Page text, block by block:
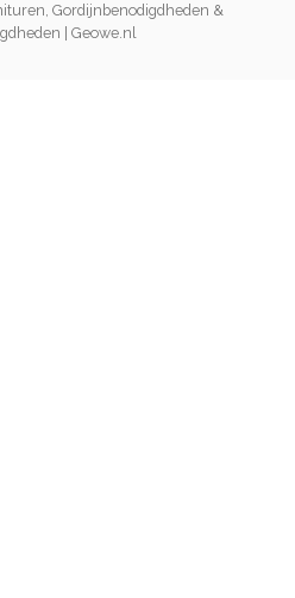
Gordijnbenodigdheden &
| Geowe.nl